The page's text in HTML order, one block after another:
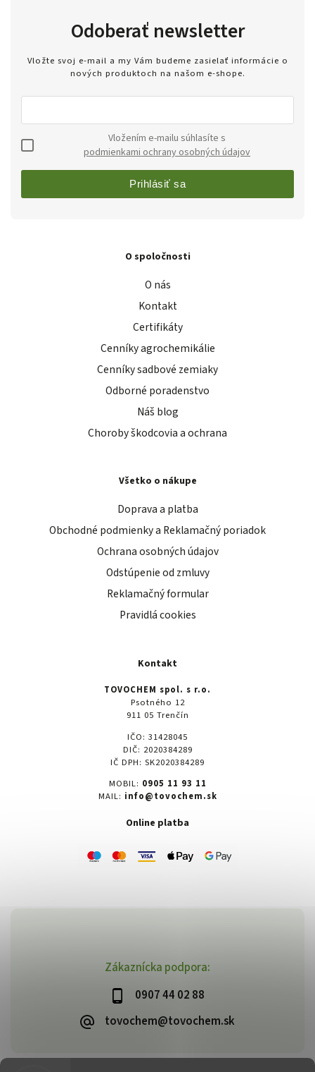
Zákaznícka podpora:
0907 44 02 88
tovochem@tovochem.sk
Odoberať newsletter
Vložte svoj e-mail a my Vám budeme zasielať informácie o
nových produktoch na našom e-shope.
podmienkami ochrany osobných údajov
Prihlásiť sa
O spoločnosti
O nás
Kontakt
Certifikáty
Cenníky agrochemikálie
Cenníky sadbové zemiaky
Odborné poradenstvo
Náš blog
Choroby škodcovia a ochrana
Všetko o nákupe
Doprava a platba
Obchodné podmienky a Reklamačný poriadok
Ochrana osobných údajov
Odstúpenie od zmluvy
Reklamačný formular
Pravidlá cookies
Kontakt
TOVOCHEM spol. s r.o.
Psotného 12
911 05 Trenčín
IČO: 31428045
DIČ: 2020384289
IČ DPH: SK2020384289
MOBIL: 0905 11 93 11
MAIL: info@tovochem.sk
Online platba